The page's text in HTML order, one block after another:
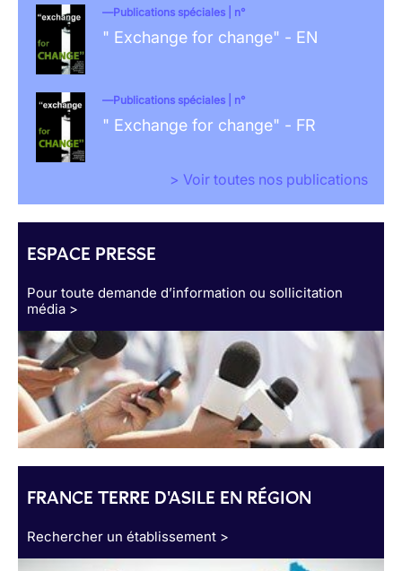
Publications spéciales | n°
" Exchange for change" - EN
Publications spéciales | n°
" Exchange for change" - FR
> Voir toutes nos publications
ESPACE PRESSE
Pour toute demande d’information ou sollicitation
média >
FRANCE TERRE D'ASILE EN RÉGION
Rechercher un établissement >